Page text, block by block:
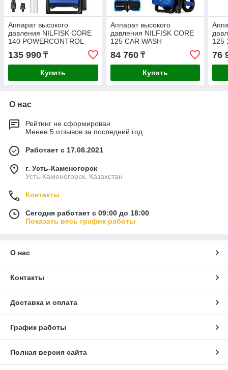
Аппарат высокого
давления NILFISK CORE
140 POWERCONTROL
128471263
135 990 ₸
Купить
Аппарат высокого
давления NILFISK CORE
125 CAR WASH
128471253
84 760₸
Купить
125
76
О нас
Рейтинг не сформирован
Менее 5 отзывов за последний год
Работает с 17.08.2021
г. Усть-Каменогорск
Усть-Каменогорск, Казахстан
Контакты
Сегодня работает с 09:00 до 18:00
Показать весь график работы
О нас
Контакты
Доставка и оплата
График работы
Полная версия сайта